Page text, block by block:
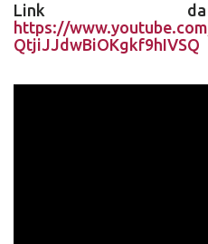
Link
https://
QtjiJJdwBiOKgkf9hIVSQ